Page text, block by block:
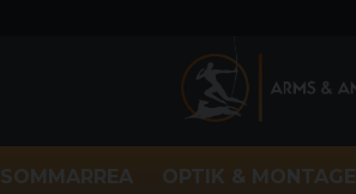
SOMMARREA OPTIK & MONTAGE